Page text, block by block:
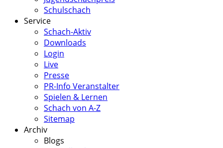
Schulschach
Service
Schach-Aktiv
Downloads
Login
Live
Presse
PR-Info Veranstalter
Spielen & Lernen
Schach von A-Z
Sitemap
Archiv
Blogs